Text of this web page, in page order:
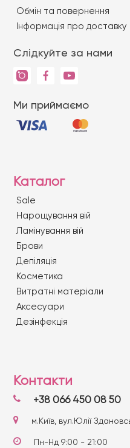
Обмін та повернення
Iнформація про доставку
Слідкуйте за нами
Ми приймаємо
Каталог
Sale
Нарощування вій
Ламінування вій
Брови
Депіляція
Косметика
Витратні матеріали
Аксесуари
Дезінфекція
Контакти
+38 066 450 08 50
м.Київ, вул.Юлії
Пн-Нд 9:00 - 21:00